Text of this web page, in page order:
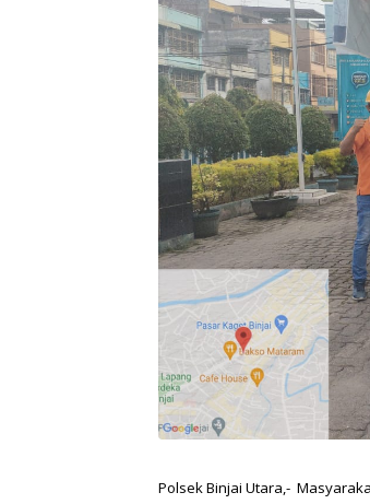
Polsek Binjai Utara,-